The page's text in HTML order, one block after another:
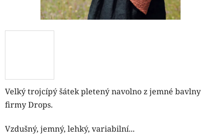
Velký trojcípý šátek pletený navolno z jemné bavlny
firmy Drops.
Vzdušný, jemný, lehký, variabilní...